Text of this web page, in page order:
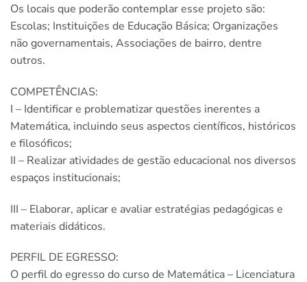
Os locais que poderão contemplar esse projeto são:
Escolas; Instituições de Educação Básica; Organizações
não governamentais, Associações de bairro, dentre
outros.
COMPETÊNCIAS:
I – Identificar e problematizar questões inerentes a
Matemática, incluindo seus aspectos científicos, históricos
e filosóficos;
II – Realizar atividades de gestão educacional nos diversos
espaços institucionais;
III – Elaborar, aplicar e avaliar estratégias pedagógicas e
materiais didáticos.
PERFIL DE EGRESSO:
O perfil do egresso do curso de Matemática – Licenciatura